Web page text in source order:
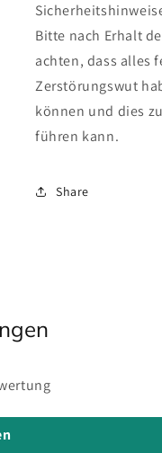
Bitte nach Erhalt
achten, dass alles
Zerstörungswut
können und dies
führen kann.
Share